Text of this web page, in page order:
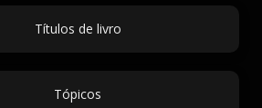
Títulos de livro
Tópicos